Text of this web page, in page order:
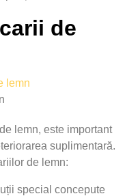
de
lemn, este important
suplimentară.
de lemn:
special concepute